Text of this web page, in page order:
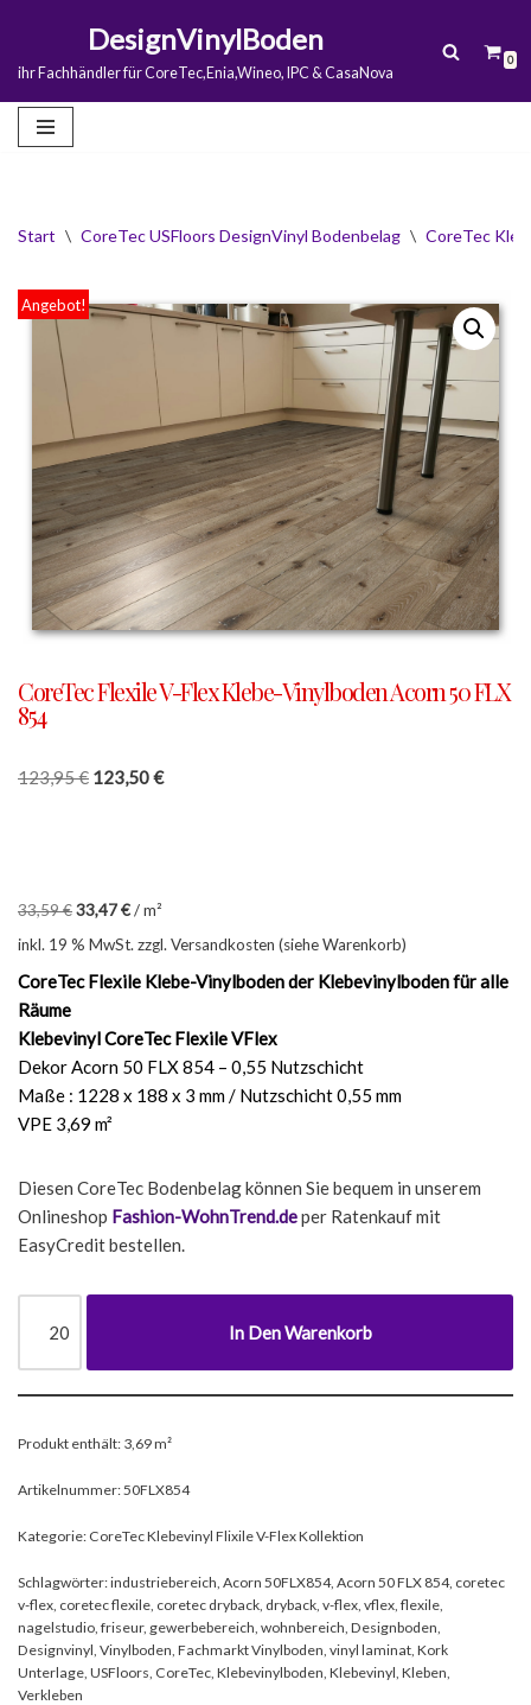
Zum
springen
DesignVinylBoden
ihr Fachhändler für CoreTec,Enia,Wineo, IPC & CasaNova
0
Start \ CoreTec USFloors DesignVinyl Bodenbelag \ CoreTec
Angebot!
CoreTec Flexile V-Flex Klebe-Vinylboden Acorn 50 FLX
854
123,95€ 123,50€
33,59€33,47€/m²
inkl. 19 % MwSt. zzgl. Versandkosten (siehe Warenkorb)
CoreTec Flexile Klebe-Vinylboden der Klebevinylboden für alle
Räume
Klebevinyl CoreTec Flexile VFlex
Dekor Acorn 50 FLX 854 – 0,55 Nutzschicht
Maße : 1228 x 188 x 3 mm / Nutzschicht 0,55 mm
VPE 3,69 m²
Diesen CoreTec Bodenbelag können Sie bequem in unserem
Onlineshop Fashion-WohnTrend.deper Ratenkauf mit
EasyCredit bestellen.
In Den Warenkorb
Produkt enthält: 3,69m²
Artikelnummer:50FLX854
Kategorie: CoreTec Klebevinyl Flixile V-Flex Kollektion
Schlagwörter:industriebereich Acorn 50FLX854, Acorn 50 FLX 854, coretec
v-flex coretec flexile coretec dryback dryback v-flex vflex flexile
nagelstudio friseur, gewerbebereich wohnbereich Designboden
Designvinyl Vinylboden Fachmarkt Vinylboden vinyl laminat Kork
Unterlage USFloors CoreTec Klebevinylboden Klebevinyl Kleben
Verkleben